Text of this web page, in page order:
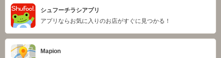
シュフーチラシアプリ
アプリならお気に入りのお店がすぐに見つかる！
Mapion